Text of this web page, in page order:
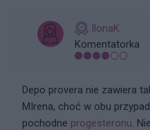
IlonaK
Komentatorka
Depo provera nie zawiera
MIrena, choć w obu
pochodne progesteronu.